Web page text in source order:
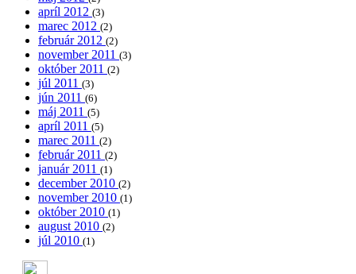
apríl 2012 (3)
marec 2012 (2)
február 2012 (2)
november 2011 (3)
október 2011 (2)
júl 2011 (3)
jún 2011 (6)
máj 2011 (5)
apríl 2011 (5)
marec 2011 (2)
február 2011 (2)
január 2011 (1)
december 2010 (2)
november 2010 (1)
október 2010 (1)
august 2010 (2)
júl 2010 (1)